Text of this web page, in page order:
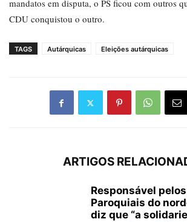
mandatos em disputa, o PS ficou com outros
CDU conquistou o outro.
TAGS Autárquicas Eleições autárquicas
ARTIGOS
Responsável
Paroquiais do
diz que “a